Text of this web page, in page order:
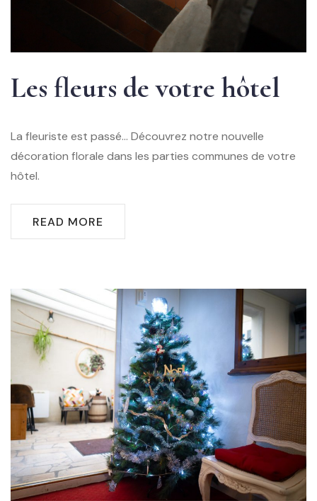
Les fleurs de votre hôtel
La fleuriste est passé… Découvrez notre nouvelle
décoration florale dans les parties communes de votre
hôtel.
READ MORE